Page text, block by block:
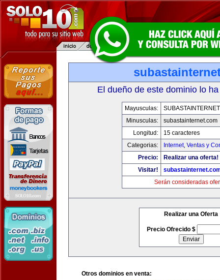
El dueño de este dominio lo
Mayusculas:
Minusculas:
subastainternet.com
Longitud:
15 caracteres
Categorias:
Internet, Ventas y
Precio:
Realizar una oferta!
Visitar!
Serán consideradas
Realizar una Oferta
Precio Ofrecido $
Otros dominios en venta: